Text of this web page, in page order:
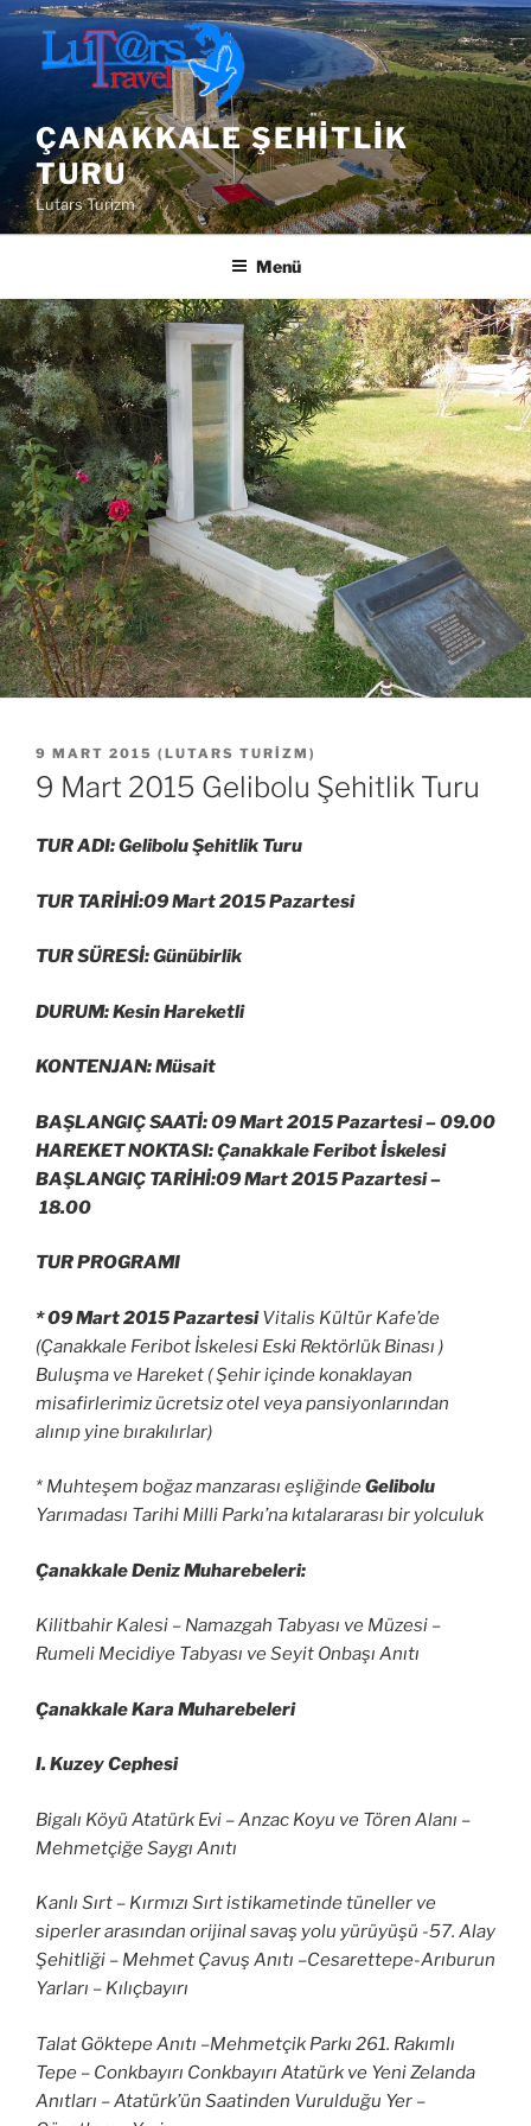
İçeriğe
geç
ÇANAKKALE ŞEHITLIK
TURU
Lutars Turizm
Menü
YAYIM
TARIHI
9 MART 2015 ( LUTARS TURIZM )
9 Mart 2015 Gelibolu Şehitlik Turu
TUR ADI: Gelibolu Şehitlik Turu
TUR TARİHİ:09 Mart 2015 Pazartesi
TUR SÜRESİ: Günübirlik
DURUM: Kesin Hareketli
KONTENJAN: Müsait
BAŞLANGIÇ SAATİ: 09 Mart 2015 Pazartesi –09.00
HAREKET NOKTASI: Çanakkale Feribot İskelesi
BAŞLANGIÇ TARİHİ:09 Mart 2015 Pazartesi –
18.00
TUR PROGRAMI
* 09 Mart 2015 PazartesiVitalis Kültür Kafe’de
(Çanakkale Feribot İskelesi Eski Rektörlük Binası )
Buluşma ve Hareket ( Şehir içinde konaklayan
misafirlerimiz ücretsiz otel veya pansiyonlarından
alınıp yine bırakılırlar)
* Muhteşem boğaz manzarası eşliğindeGelibolu
Yarımadası Tarihi Milli Parkı’na kıtalararası bir yolculuk
Çanakkale Deniz Muharebeleri:
Kilitbahir Kalesi – Namazgah Tabyası ve Müzesi –
Rumeli Mecidiye Tabyası ve Seyit Onbaşı Anıtı
Çanakkale Kara Muharebeleri
I. Kuzey Cephesi
Bigalı Köyü Atatürk Evi – Anzac Koyu ve Tören Alanı –
Mehmetçiğe Saygı Anıtı
Kanlı Sırt – Kırmızı Sırt istikametinde tüneller ve
siperler arasından orijinal savaş yolu yürüyüşü -57. Alay
Şehitliği – Mehmet Çavuş Anıtı –Cesarettepe-Arıburun
Yarları – Kılıçbayırı
Talat Göktepe Anıtı –Mehmetçik Parkı 261. Rakımlı
Tepe – Conkbayırı Conkbayırı Atatürk ve Yeni Zelanda
Anıtları – Atatürk’ün Saatinden Vurulduğu Yer –